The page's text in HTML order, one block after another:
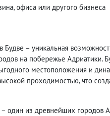
офиса или другого бизнеса
– уникальная
на побережье Адриатики.
местоположения и
проходимостью, что
– один из древнейших городов